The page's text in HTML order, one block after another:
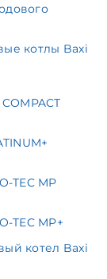
котлы Baxi
TEC MP
TEC MP+
котел Baxi